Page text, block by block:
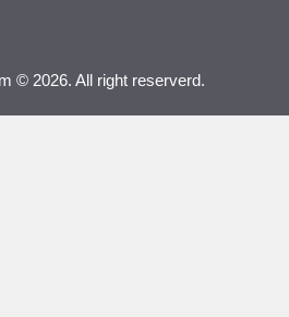
© 2026. All right reserverd.